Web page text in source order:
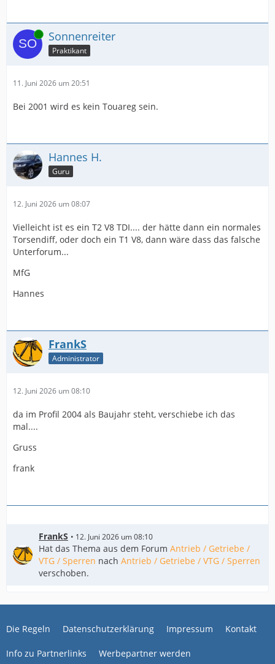
Online Sonnenreiter
Praktikant
11. Juni 2026 um 20:51
Bei 2001 wird es kein Touareg sein.
Hannes H.
Guru
12. Juni 2026 um 08:07
Vielleicht ist es ein T2 V8 TDI.... der hätte dann ein normales
Torsendiff, oder doch ein T1 V8, dann wäre dass das falsche
Unterforum...
MfG
Hannes
FrankS
Administrator
12. Juni 2026 um 08:10
da im Profil 2004 als Baujahr steht, verschiebe ich das
mal....
Gruss
frank
FrankS 12. Juni 2026 um 08:10
Hat das Thema aus dem Forum Antrieb / Getriebe /
VTG / Sperren nach Antrieb / Getriebe / VTG / Sperren
verschoben.
Die Regeln Datenschutzerklärung Impressum Kontakt
Info zu Partnerlinks Werbepartner werden